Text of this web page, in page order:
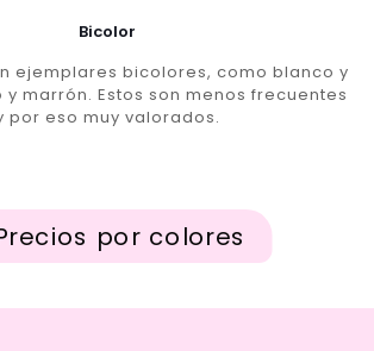
Bicolor
ejemplares bicolores, como blanco y
marrón. Estos son menos frecuentes
por eso muy valorados.
por colores